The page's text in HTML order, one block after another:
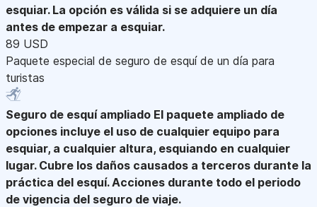
esquiar. La opción es válida si se adquiere un día
antes de empezar a esquiar.
89 USD
Paquete especial de seguro de esquí de un día para
turistas
Seguro de esquí ampliado El paquete ampliado de
opciones incluye el uso de cualquier equipo para
esquiar, a cualquier altura, esquiando en cualquier
lugar. Cubre los daños causados a terceros durante la
práctica del esquí. Acciones durante todo el periodo
de vigencia del seguro de viaje.